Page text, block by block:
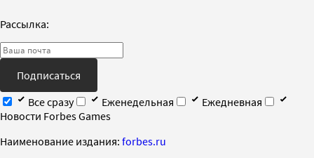
Рассылка:
Подписаться
Все сразу
Еженедельная
Ежедневная
Новости Forbes Games
Наименование издания: forbes.ru